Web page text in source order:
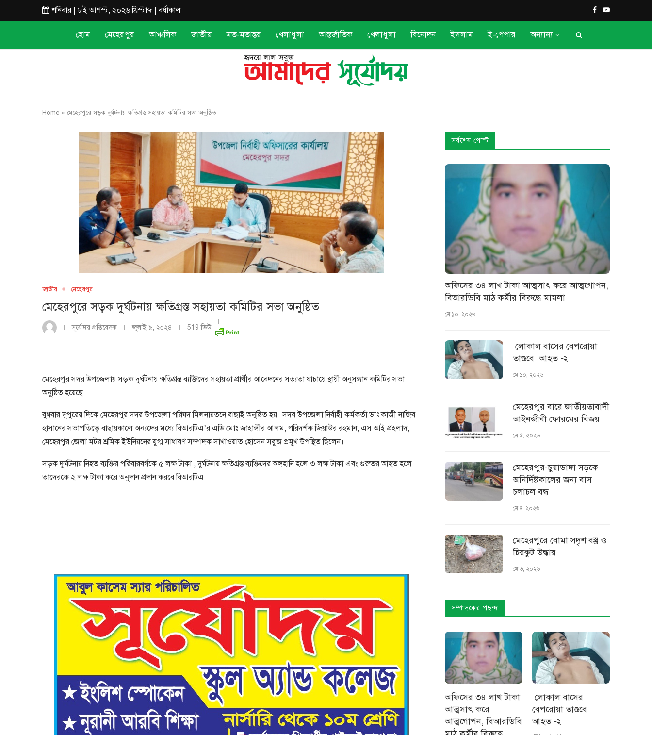
শনিবার | ৮ই আগস্ট, ২০২৬ খ্রিস্টাব্দ | বর্ষাকাল
হোম মেহেরপুর আঞ্চলিক জাতীয় মত-মতান্তর খেলাধুলা আন্তর্জাতিক খেলাধুলা বিনোদন ইসলাম ই-পেপার অন্যান্য
Home » মেহেরপুরে সড়ক দুর্ঘটনায় ক্ষতিগ্রস্ত সহায়তা কমিটির সভা অনুষ্ঠিত
জাতীয় মেহেরপুর
মেহেরপুরে সড়ক দুর্ঘটনায় ক্ষতিগ্রস্ত সহায়তা কমিটির সভা অনুষ্ঠিত
সূর্যোদয় প্রতিবেদক জুলাই ৯, ২০২৪ 519 ভিউ
মেহেরপুর সদর উপজেলায় সড়ক দুর্ঘটনায় ক্ষতিগ্রস্ত ব্যক্তিদের সহায়তা প্রার্থীর আবেদনের সত্যতা যাচায়ে স্থায়ী অনুসন্ধান কমিটির সভা
অনুষ্ঠিত হয়েছে।
বুধবার দুপুরের দিকে মেহেরপুর সদর উপজেলা পরিষদ মিলনায়তনে বাছাই অনুষ্ঠিত হয়। সদর উপজেলা নির্বাহী কর্মকর্তা ডাঃ কাজী নাজিব
হাসানের সভাপতিত্বে বাছায়কালে অন্যদের মধ্যে বিআরটিএ’র এডি মোঃ জাহাঙ্গীর আলম, পরিদর্শক জিয়াউর রহমান, এস আই প্রহলাদ,
মেহেরপুর জেলা মটর শ্রমিক ইউনিয়নের যুগ্ম সাধারণ সম্পাদক সাখাওয়াত হোসেন সবুজ প্রমূখ উপস্থিত ছিলেন।
সড়ক দুর্ঘটনায় নিহত ব্যক্তির পরিবারবর্গকে ৫ লক্ষ টাকা , দুর্ঘটনায় ক্ষতিগ্রস্ত ব্যক্তিদের অঙ্গহানি হলে ৩ লক্ষ টাকা এবং গুরুতর আহত হলে
তাদেরকে ২ লক্ষ টাকা করে অনুদান প্রদান করবে বিআরটিএ।
সর্বশেষ পোস্ট
অফিসের ৩৪ লাখ টাকা আত্মসাৎ করে আত্মগোপন,
বিআরডিবি মাঠ কর্মীর বিরুদ্ধে মামলা
মে ১০, ২০২৬
লোকাল বাসের বেপরোয়া
তাণ্ডবে আহত -২
মে ১০, ২০২৬
মেহেরপুর বারে জাতীয়তাবাদী
আইনজীবী ফোরমের বিজয়
মে ৫, ২০২৬
মেহেরপুর-চুয়াডাঙ্গা সড়কে
অনির্দিষ্টকালের জন্য বাস
চলাচল বন্ধ
মে ৪, ২০২৬
মেহেরপুরে বোমা সদৃশ বস্তু ও
চিরকুট উদ্ধার
মে ৩, ২০২৬
সম্পাদকের পছন্দ
অফিসের ৩৪ লাখ টাকা
আত্মসাৎ করে
আত্মগোপন, বিআরডিবি
লোকাল বাসের
বেপরোয়া তাণ্ডবে
আহত -২